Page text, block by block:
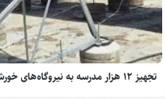
تجهیز ۱۲ هزار مدرسه به نیروگاه‌های خورشیدی ۵ کیلوواتی تا پایان شهریور*